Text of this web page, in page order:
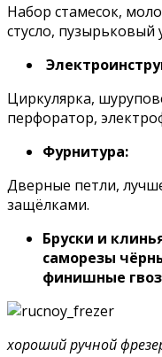
Набор стамесок,
стусло,
Циркулярка,
перфоратор,
Фурнитура:
Дверные петли,
защёлками.
Бруски и
саморезы
финишные
хороший ручной